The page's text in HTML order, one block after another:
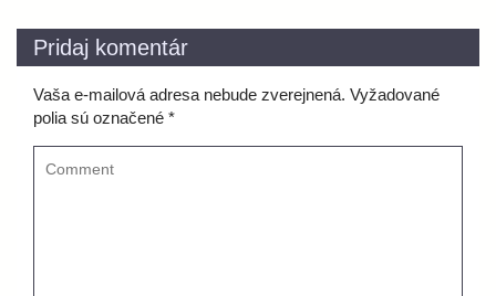
Pridaj komentár
Vaša e-mailová adresa nebude zverejnená. Vyžadované
polia sú označené *